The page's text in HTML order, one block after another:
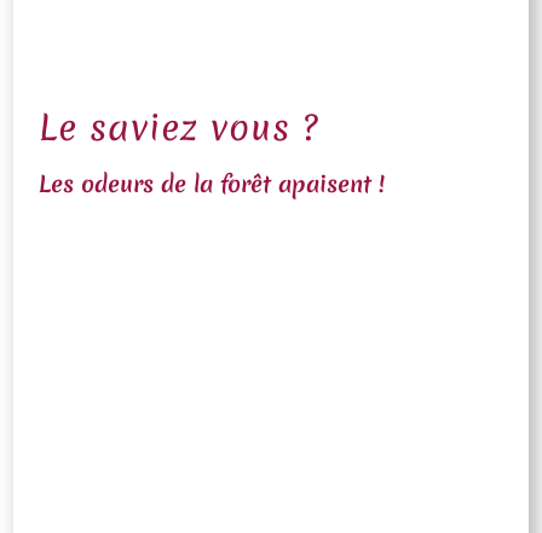
Le saviez vous ?
Les odeurs de la forêt apaisent !